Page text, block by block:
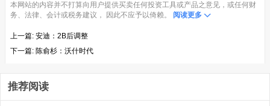
本网站的内容并不打算向用户提供买卖任何投资工具或产品之意见，或任何财
务、法律、会计或税务建议， 因此不应予以倚赖。
阅读更多
上一篇: 安迪：2B后调整
下一篇: 陈俞杉：沃什时代
推荐阅读